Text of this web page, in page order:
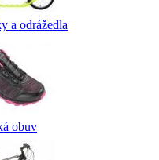
a odrážedla
obuv